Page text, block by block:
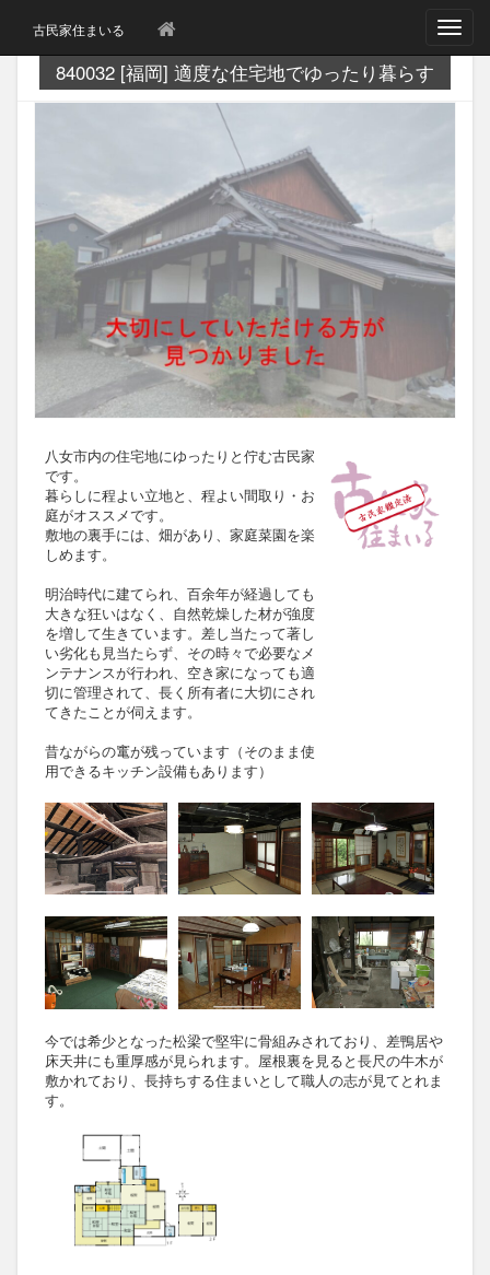
古民家住まいる
T
g
l
a
t
i
840032 [福岡] 適度な住宅地でゆったり暮らす
八女市内の住宅地にゆったりと佇む古民家
です。
暮らしに程よい立地と、程よい間取り・お
庭がオススメです。
敷地の裏手には、畑があり、家庭菜園を楽
しめます。
明治時代に建てられ、百余年が経過しても
大きな狂いはなく、自然乾燥した材が強度
を増して生きています。差し当たって著し
い劣化も見当たらず、その時々で必要なメ
ンテナンスが行われ、空き家になっても適
切に管理されて、長く所有者に大切にされ
てきたことが伺えます。
昔ながらの竃が残っています（そのまま使
用できるキッチン設備もあります）
今では希少となった松梁で堅牢に骨組みされており、差鴨居や
床天井にも重厚感が見られます。屋根裏を見ると長尺の牛木が
敷かれており、長持ちする住まいとして職人の志が見てとれま
す。